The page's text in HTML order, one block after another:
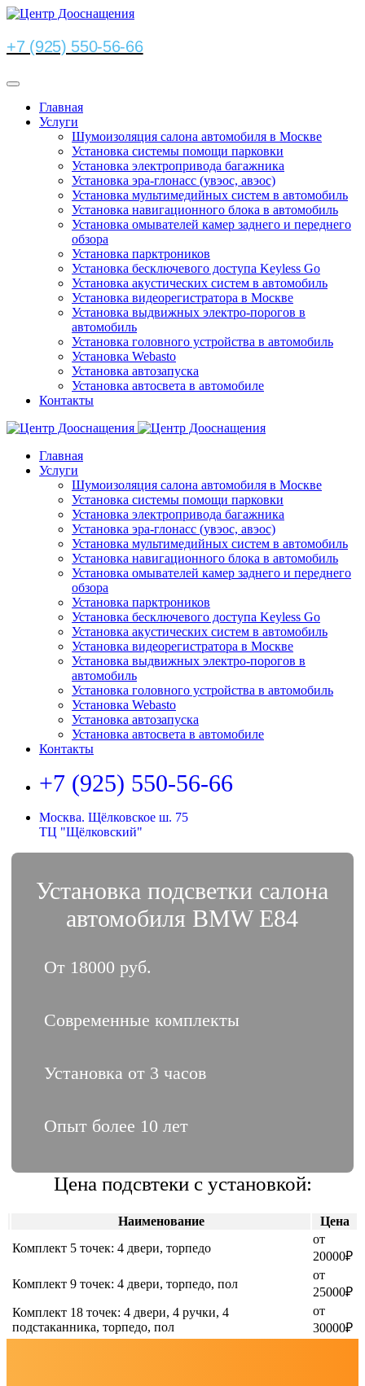
+7 (925) 550-56-66
Главная
Услуги
Шумоизоляция салона автомобиля в Москве
Установка системы помощи парковки
Установка электропривода багажника
Установка эра-глонасс (увэос, авэос)
Установка мультимедийных систем в автомобиль
Установка навигационного блока в автомобиль
Установка омывателей камер заднего и переднего
обзора
Установка парктроников
Установка бесключевого доступа Keyless Go
Установка акустических систем в автомобиль
Установка видеорегистратора в Москве
Установка выдвижных электро-порогов в
автомобиль
Установка головного устройства в автомобиль
Установка Webasto
Установка автозапуска
Установка автосвета в автомобиле
Контакты
Главная
Услуги
Шумоизоляция салона автомобиля в Москве
Установка системы помощи парковки
Установка электропривода багажника
Установка эра-глонасс (увэос, авэос)
Установка мультимедийных систем в автомобиль
Установка навигационного блока в автомобиль
Установка омывателей камер заднего и переднего
обзора
Установка парктроников
Установка бесключевого доступа Keyless Go
Установка акустических систем в автомобиль
Установка видеорегистратора в Москве
Установка выдвижных электро-порогов в
автомобиль
Установка головного устройства в автомобиль
Установка Webasto
Установка автозапуска
Установка автосвета в автомобиле
Контакты
+7 (925) 550-56-66
Москва. Щёлковское ш. 75
ТЦ "Щёлковский"
Установка подсветки салона
автомобиля BMW E84
От 18000 руб.
Современные комплекты
Установка от 3 часов
Опыт более 10 лет
Цена подсвтеки с установкой:
Наименование
Цена
Комплект 5 точек: 4 двери, торпедо
от
20000₽
Комплект 9 точек: 4 двери, торпедо, пол
от
25000₽
Комплект 18 точек: 4 двери, 4 ручки, 4
подстаканника, торпедо, пол
от
30000₽